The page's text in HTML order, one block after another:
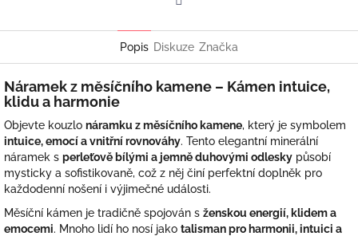
Popis Diskuze Značka
Náramek z měsíčního kamene – Kámen intuice,
klidu a harmonie
Objevte kouzlo náramku z měsíčního kamene, který je symbolem
intuice, emocí a vnitřní rovnováhy. Tento elegantní minerální
náramek s perleťově bílými a jemně duhovými odlesky působí
mysticky a sofistikovaně, což z něj činí perfektní doplněk pro
každodenní nošení i výjimečné události.
Měsíční kámen je tradičně spojován s ženskou energií, klidem a
emocemi. Mnoho lidí ho nosí jako talisman pro harmonii, intuici a